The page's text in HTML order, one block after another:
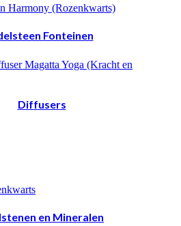
Fonteinen
Diffusers
en Mineralen